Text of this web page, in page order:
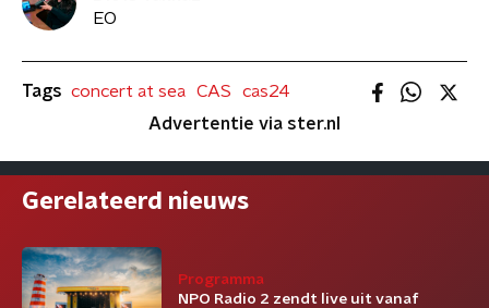
EO
Tags concert at sea CAS
cas24
Advertentie via ster.nl
Gerelateerd nieuws
Programma
NPO Radio 2 zendt live uit vanaf